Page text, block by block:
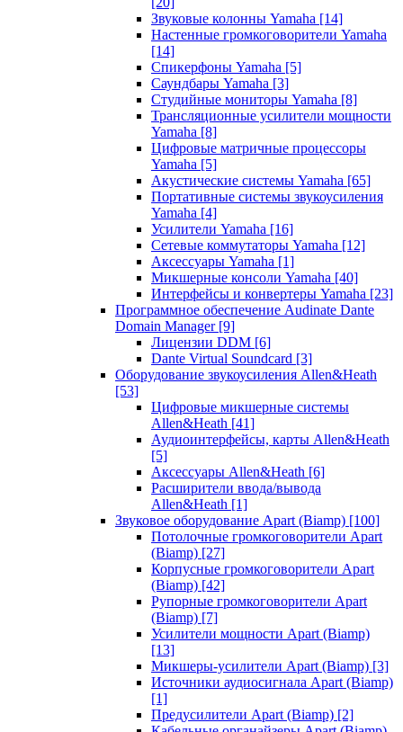
Звуковые колонны Yamaha [14]
Настенные громкоговорители Yamaha
[14]
Спикерфоны Yamaha [5]
Саундбары Yamaha [3]
Студийные мониторы Yamaha [8]
Трансляционные усилители мощности
Yamaha [8]
Цифровые матричные процессоры
Yamaha [5]
Акустические системы Yamaha [65]
Портативные системы звукоусиления
Yamaha [4]
Усилители Yamaha [16]
Сетевые коммутаторы Yamaha [12]
Аксессуары Yamaha [1]
Микшерные консоли Yamaha [40]
Интерфейсы и конвертеры Yamaha [23]
Программное обеспечение Audinate Dante
Domain Manager [9]
Лицензии DDM [6]
Dante Virtual Soundcard [3]
Оборудование звукоусиления Allen&Heath
[53]
Цифровые микшерные системы
Allen&Heath [41]
Аудиоинтерфейсы, карты Allen&Heath
[5]
Аксессуары Allen&Heath [6]
Расширители ввода/вывода
Allen&Heath [1]
Звуковое оборудование Apart (Biamp) [100]
Потолочные громкоговорители Apart
(Biamp) [27]
Корпусные громкоговорители Apart
(Biamp) [42]
Рупорные громкоговорители Apart
(Biamp) [7]
Усилители мощности Apart (Biamp)
[13]
Микшеры-усилители Apart (Biamp) [3]
Источники аудиосигнала Apart (Biamp)
[1]
Предусилители Apart (Biamp) [2]